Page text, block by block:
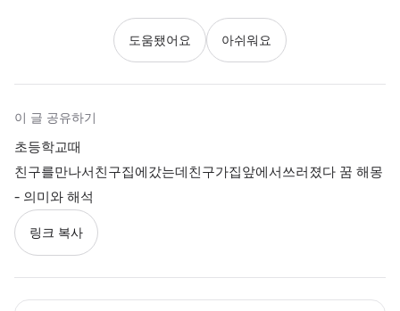
도움됐어요 아쉬워요
이 글 공유하기
초등학교때
친구를만나서친구집에갔는데친구가집앞에서쓰러졌다 꿈 해몽
- 의미와 해석
링크 복사